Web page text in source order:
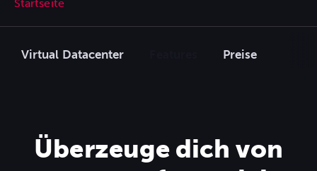
Virtual Datacenter Preise
Überzeuge dich von